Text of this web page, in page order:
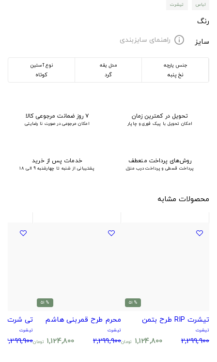
لباس تیشرت
رنگ
سایز
info راهنمای سایزبندی
جنس پارچه
نخ پنبه
مدل یقه
گرد
نوع آستین
کوتاه
تحویل در کمترین زمان
امکان تحویل با پیک فوری و چاپار
۷ روز ضمانت مرجوعی کالا
امکان مرجوعی در صورت نا رضایتی
روش‌های پرداخت منعطف
پرداخت قسطی و پرداخت درب منزل
خدمات پس از خرید
پشتیبانی از شنبه تا چهارشنبه 9 الی 18
محصولات مشابه
% 51
تیشرت RIP طرح بتمن
تیشرت
2,299,900
1,124,800 تومان
% 51
محرم طرح قمربنی هاشم
تیشرت
2,299,900
1,124,800 تومان
تی شرت
تیشرت
2,299,900